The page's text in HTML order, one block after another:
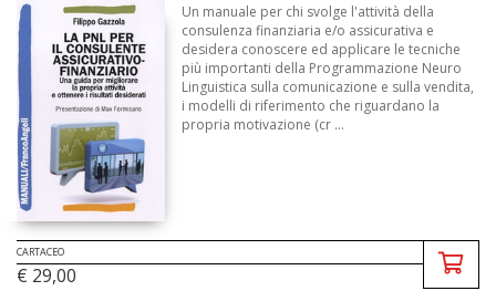
Un manuale per chi svolge l'attività della
consulenza finanziaria e/o assicurativa e
desidera conoscere ed applicare le tecniche
più importanti della Programmazione Neuro
Linguistica sulla comunicazione e sulla vendita,
i modelli di riferimento che riguardano la
propria motivazione (cr ...
CARTACEO
€ 29,00